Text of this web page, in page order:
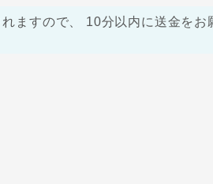
ますので、 10分以内に送金をお